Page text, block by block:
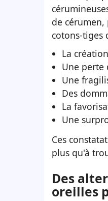
de
cotons-tiges
La
Une perte
Une
Des
La
Une
Ces
plus qu'à
Des
oreilles